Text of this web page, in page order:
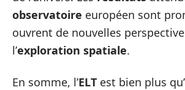
observatoire européen sont
ouvrent de nouvelles
l’exploration spatiale.
En somme, l’ELT est bien plus